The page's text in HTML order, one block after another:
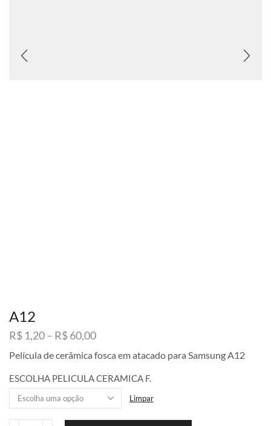
A12
R$ 1,20– R$60,00Faixa
preço:
R$ 1,20
através
R$ 60,00
Película de cerâmica fosca em atacado para Samsung A12
ESCOLHA PELICULA CERAMICA F.
Limpar